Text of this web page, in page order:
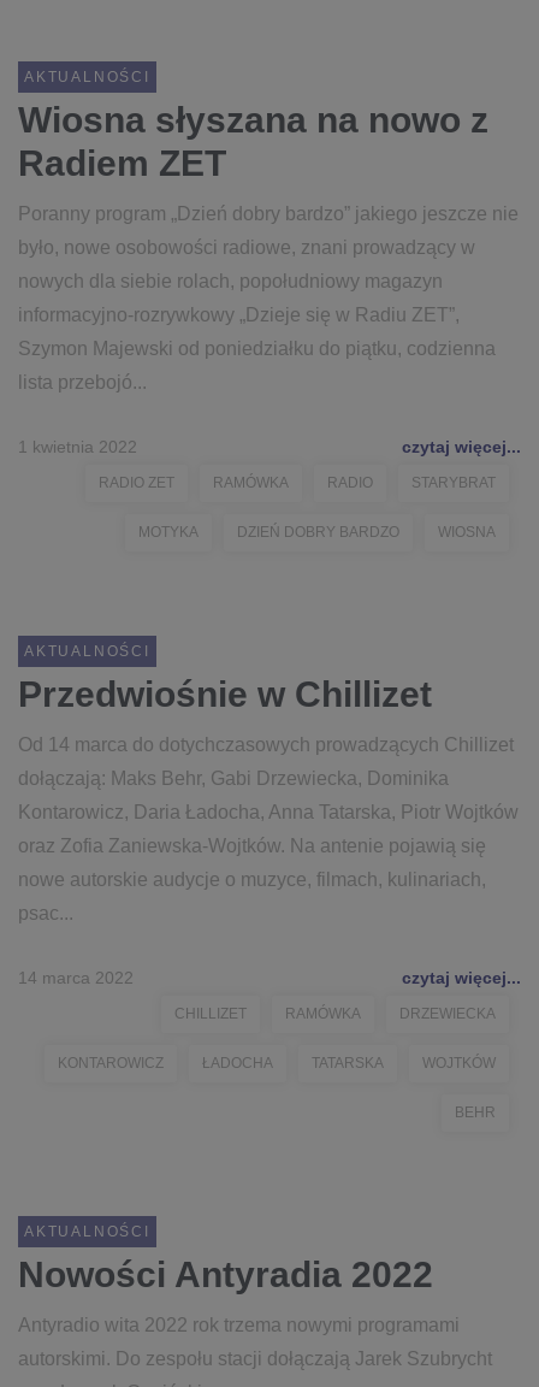
AKTUALNOŚCI
Wiosna słyszana na nowo z
Radiem ZET
Poranny program „Dzień dobry bardzo” jakiego jeszcze nie
było, nowe osobowości radiowe, znani prowadzący w
nowych dla siebie rolach, popołudniowy magazyn
informacyjno-rozrywkowy „Dzieje się w Radiu ZET”,
Szymon Majewski od poniedziałku do piątku, codzienna
lista przebojó...
1 kwietnia 2022 czytaj więcej...
RADIO ZET RAMÓWKA RADIO STARYBRAT
MOTYKA DZIEŃ DOBRY BARDZO WIOSNA
AKTUALNOŚCI
Przedwiośnie w Chillizet
Od 14 marca do dotychczasowych prowadzących Chillizet
dołączają: Maks Behr, Gabi Drzewiecka, Dominika
Kontarowicz, Daria Ładocha, Anna Tatarska, Piotr Wojtków
oraz Zofia Zaniewska-Wojtków. Na antenie pojawią się
nowe autorskie audycje o muzyce, filmach, kulinariach,
psac...
14 marca 2022 czytaj więcej...
CHILLIZET RAMÓWKA DRZEWIECKA
KONTAROWICZ ŁADOCHA TATARSKA WOJTKÓW
BEHR
AKTUALNOŚCI
Nowości Antyradia 2022
Antyradio wita 2022 rok trzema nowymi programami
autorskimi. Do zespołu stacji dołączają Jarek Szubrycht